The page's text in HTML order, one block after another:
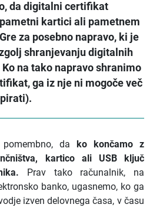
da digitalni certifikat
kartici ali pametnem
za posebno napravo, ki je
shranjevanju digitalnih
na tako napravo shranimo
ga iz nje ni mogoče več
da ko končamo z
kartico ali USB ključ
Prav tako računalnik, na
banko, ugasnemo, ko ga
izven delovnega časa, v času